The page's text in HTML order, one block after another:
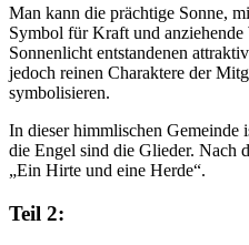
Man kann die prächtige Sonne,
Symbol für Kraft und
Sonnenlicht entstandenen
jedoch reinen Charaktere der
symbolisieren.
In dieser himmlischen Gemeinde
die Engel sind die Glieder. Nach
„Ein Hirte und eine Herde“.
Teil 2: